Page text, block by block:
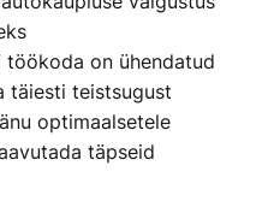
töökoda on ühendatud
täiesti teistsugust
optimaalsetele
täpseid